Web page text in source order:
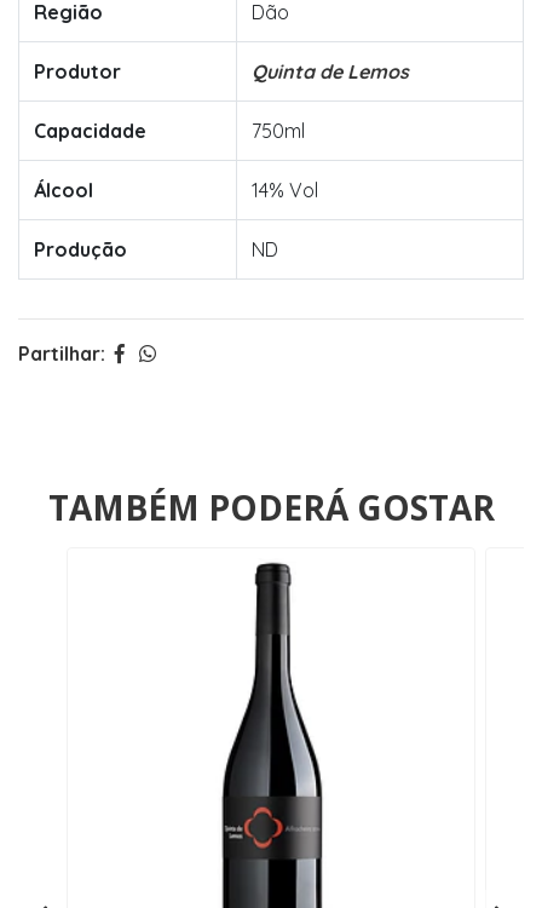
Região Dão
Produtor Quinta de Lemos
Capacidade 750ml
Álcool 14% Vol
Produção ND
Partilhar:
TAMBÉM PODERÁ GOSTAR